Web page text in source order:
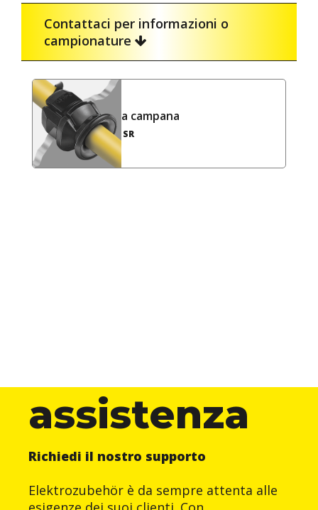
Contattaci per informazioni o
campionature
a campana
SR
assistenza
Richiedi il nostro supporto
Elektrozubehör è da sempre attenta alle